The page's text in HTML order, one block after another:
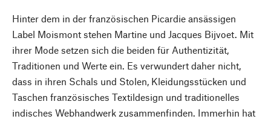
Hinter dem in der französischen Picardie ansässigen
Label Moismont stehen Martine und Jacques Bijvoet. Mit
ihrer Mode setzen sich die beiden für Authentizität,
Traditionen und Werte ein. Es verwundert daher nicht,
dass in ihren Schals und Stolen, Kleidungsstücken und
Taschen französisches Textildesign und traditionelles
indisches Webhandwerk zusammenfinden. Immerhin hat